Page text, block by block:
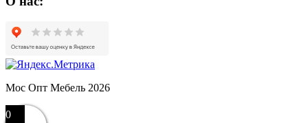
Мос Опт Мебель 2026
0